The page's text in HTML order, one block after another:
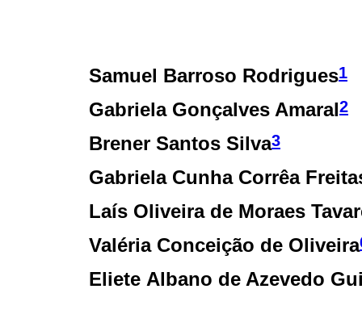
Samuel Barroso Rodrigues1
Gabriela Gonçalves Amaral2
Brener Santos Silva3
Gabriela Cunha Corrêa
Laís Oliveira de Moraes
Valéria Conceição de Oliveira
Eliete Albano de Azevedo